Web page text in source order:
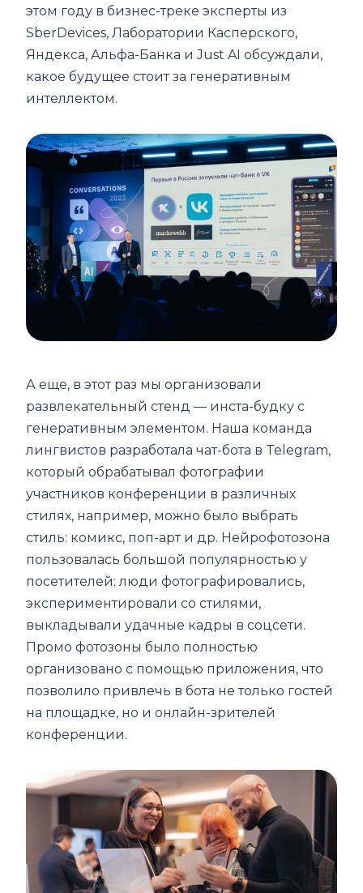
этом году в бизнес-треке эксперты из
SberDevices, Лаборатории Касперского,
Яндекса, Альфа-Банка и Just AI обсуждали,
какое будущее стоит за генеративным
интеллектом.
А еще, в этот раз мы организовали
развлекательный стенд — инста-будку с
генеративным элементом. Наша команда
лингвистов разработала чат-бота в Telegram,
который обрабатывал фотографии
участников конференции в различных
стилях, например, можно было выбрать
стиль: комикс, поп-арт и др. Нейрофотозона
пользовалась большой популярностью у
посетителей: люди фотографировались,
экспериментировали со стилями,
выкладывали удачные кадры в соцсети.
Промо фотозоны было полностью
организовано с помощью приложения, что
позволило привлечь в бота не только гостей
на площадке, но и онлайн-зрителей
конференции.